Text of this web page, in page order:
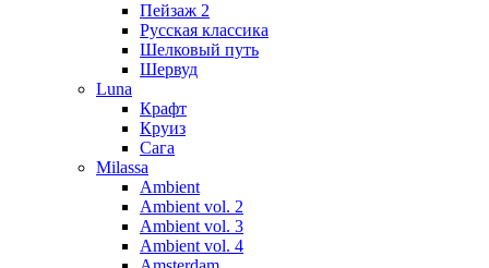
Пейзаж 2
Русская классика
Шелковый путь
Шервуд
Luna
Крафт
Круиз
Сага
Milassa
Ambient
Ambient vol. 2
Ambient vol. 3
Ambient vol. 4